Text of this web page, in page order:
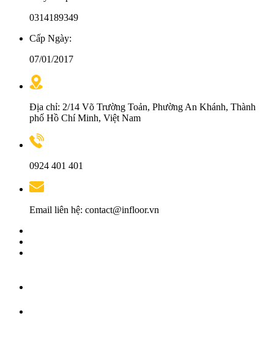
0314189349
Cấp Ngày:
07/01/2017
Địa chỉ: 2/14 Võ Trường Toản, Phường An Khánh, Thành
phố Hồ Chí Minh, Việt Nam
0924 401 401
Email liên hệ: contact@infloor.vn